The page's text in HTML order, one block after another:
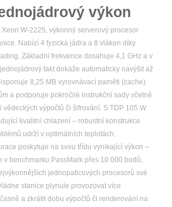
výkon
W-2225, výkonný serverový procesor
Nabízí 4 fyzická jádra a 8 vláken díky
Základní frekvence dosahuje 4,1 GHz a v
takt dokáže automaticky navýšit až
8,25 MB vyrovnávací paměti (cache)
a podporuje pokročilé instrukční sady včetně
vědeckých výpočtů či šifrování. S TDP 105 W
kvalitní chlazení – robustní konstrukce
udrží v optimálních teplotách.
poskytuje na svou třídu vynikající výkon –
v benchmarku PassMark přes 10 000 bodů,
jednopaticových procesorů své
stanice plynule provozovat více
a zkrátit dobu výpočtů či renderování na